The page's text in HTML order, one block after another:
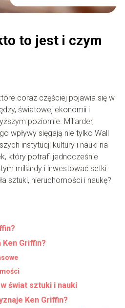
to jest i czym
coraz częściej pojawia się w
światowej ekonomii i
poziomie. Miliarder,
wpływy sięgają nie tylko Wall
instytucji kultury i nauki na
który potrafi jednocześnie
miliardy i inwestować setki
sztuki, nieruchomości i naukę?
Ken Griffin?
świat sztuki i nauki
Ken Griffin?